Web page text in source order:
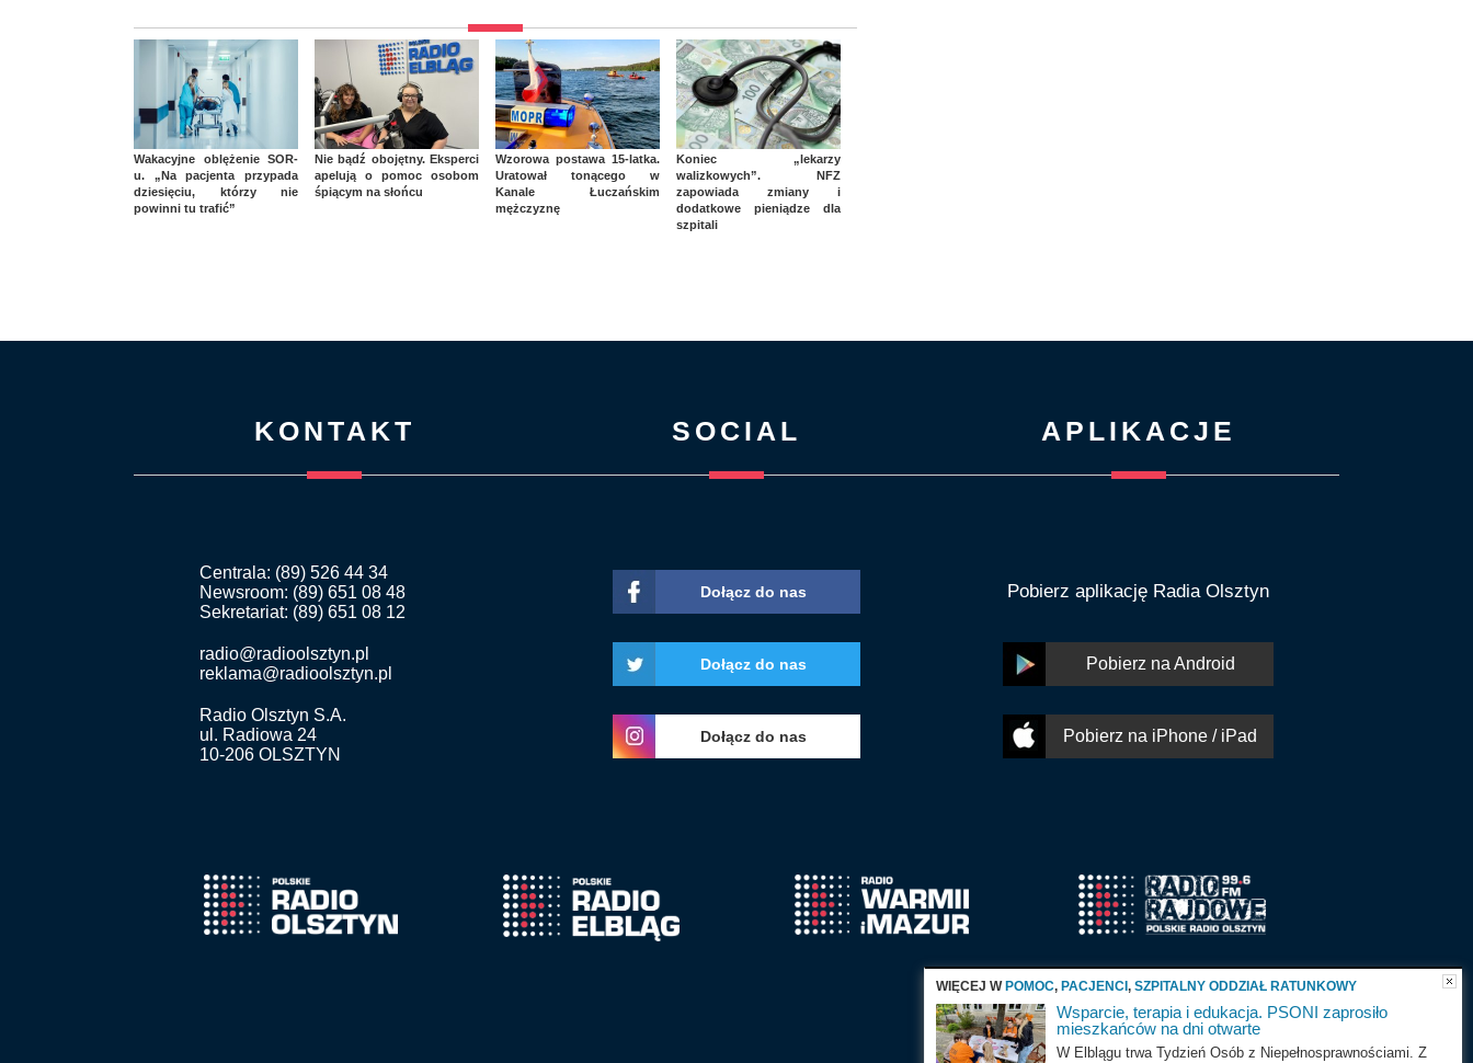
Wakacyjne oblężenie SOR-
u. „Na pacjenta przypada
dziesięciu, którzy nie
powinni tu trafić”
Nie bądź obojętny. Eksperci
apelują o pomoc osobom
śpiącym na słońcu
Wzorowa postawa 15-latka.
Uratował tonącego w
Kanale Łuczańskim
mężczyznę
Koniec „lekarzy
walizkowych”. NFZ
zapowiada zmiany i
dodatkowe pieniądze dla
szpitali
KONTAKT
Centrala: (89) 526 44 34
Newsroom: (89) 651 08 48
Sekretariat: (89) 651 08 12
radio@radioolsztyn.pl
reklama@radioolsztyn.pl
Radio Olsztyn S.A.
ul. Radiowa 24
10-206 OLSZTYN
SOCIAL
Dołącz do nas
Dołącz do nas
Dołącz do nas
APLIKACJE
Pobierz aplikację Radia Olsztyn
Pobierz na Android
Pobierz na iPhone / iPad
WIĘCEJ W POMOC, PACJENCI , SZPITALNY ODDZIAŁ RATUNKOWY
Wsparcie, terapia i edukacja. PSONI zaprosiło
mieszkańców na dni otwarte
W Elblągu trwa Tydzień Osób z Niepełnosprawnościami. Z